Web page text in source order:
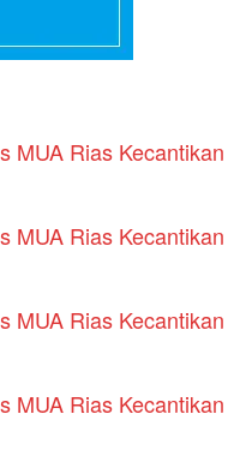
MUA Rias Kecantikan
MUA Rias Kecantikan
MUA Rias Kecantikan
MUA Rias Kecantikan